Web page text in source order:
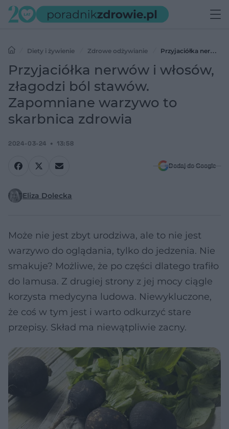
Diety i żywienie Zdrowe odżywianie
Przyjaciółka nerwów
i włosów, złagodzi ból stawów. Zapomniane warzywo to skarbnica
zdrowia
Przyjaciółka nerwów i włosów,
złagodzi ból stawów.
Zapomniane warzywo to
skarbnica zdrowia
2024-03-24 13:58
Dodaj do Google
Eliza Dolecka
Może nie jest zbyt urodziwa, ale to nie jest
warzywo do oglądania, tylko do jedzenia. Nie
smakuje? Możliwe, że po części dlatego trafiło
do lamusa. Z drugiej strony z jej mocy ciągle
korzysta medycyna ludowa. Niewykluczone,
że coś w tym jest i warto odkurzyć stare
przepisy. Skład ma niewątpliwie zacny.